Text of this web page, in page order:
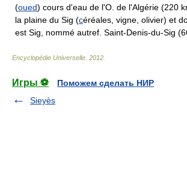
(oued) cours d'eau de l'O. de l'Algérie (220
la plaine du Sig (céréales, vigne, olivier) et
est Sig, nommé autref. Saint-Denis-du-Sig
Encyclopédie Universelle 2012
Игры ⚽
Поможем сделать НИР
Sieyès